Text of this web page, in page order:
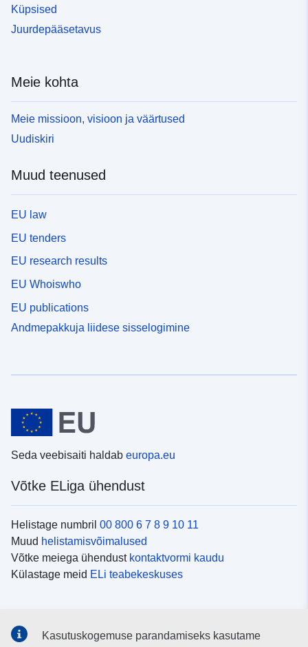
Küpsised
Juurdepääsetavus
Meie kohta
Meie missioon, visioon ja väärtused
Uudiskiri
Muud teenused
EU law
EU tenders
EU research results
EU Whoiswho
EU publications
Andmepakkuja liidese sisselogimine
Seda veebisaiti haldab europa.eu
Võtke ELiga ühendust
Helistage numbril 00 800 6 7 8 9 10 11
Muud helistamisvõimalused
Võtke meiega ühendust kontaktvormi kaudu
Külastage meid ELi teabekeskuses
Kasutuskogemuse parandamiseks kasutame